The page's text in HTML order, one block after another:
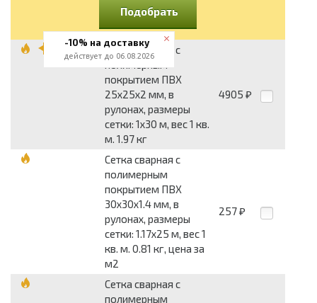
Подобрать
Сетка сварная с
полимерным
покрытием ПВХ
25x25x2 мм, в
рулонах, размеры
сетки: 1x30 м, вес 1 кв.
м. 1.97 кг
4905 ₽
Сетка сварная с
полимерным
покрытием ПВХ
30x30x1.4 мм, в
рулонах, размеры
сетки: 1.17x25 м, вес 1
кв. м. 0.81 кг, цена за
м2
257 ₽
Сетка сварная с
полимерным
-10% на доставку
действует до 06.08.2026